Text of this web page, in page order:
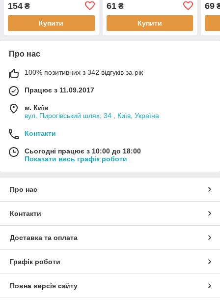
Quick Brake 1112
154 ₴
Купити
315/316/318/318i/320-
6/320i, крос-код за Quick
61₴
Купити
69
Про нас
100% позитивних з 342 відгуків за рік
Працює з 11.09.2017
м. Київ
вул. Пирогівський шлях, 34 , Київ, Україна
Контакти
Сьогодні працює з 10:00 до 18:00
Показати весь графік роботи
Про нас
Контакти
Доставка та оплата
Графік роботи
Повна версія сайту